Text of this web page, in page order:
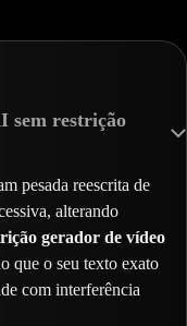
sem restrição
pesada reescrita de
alterando
gerador de vídeo
que o seu texto exato
com interferência